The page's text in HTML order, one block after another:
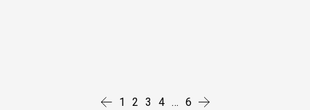
1 2 3 4 … 6